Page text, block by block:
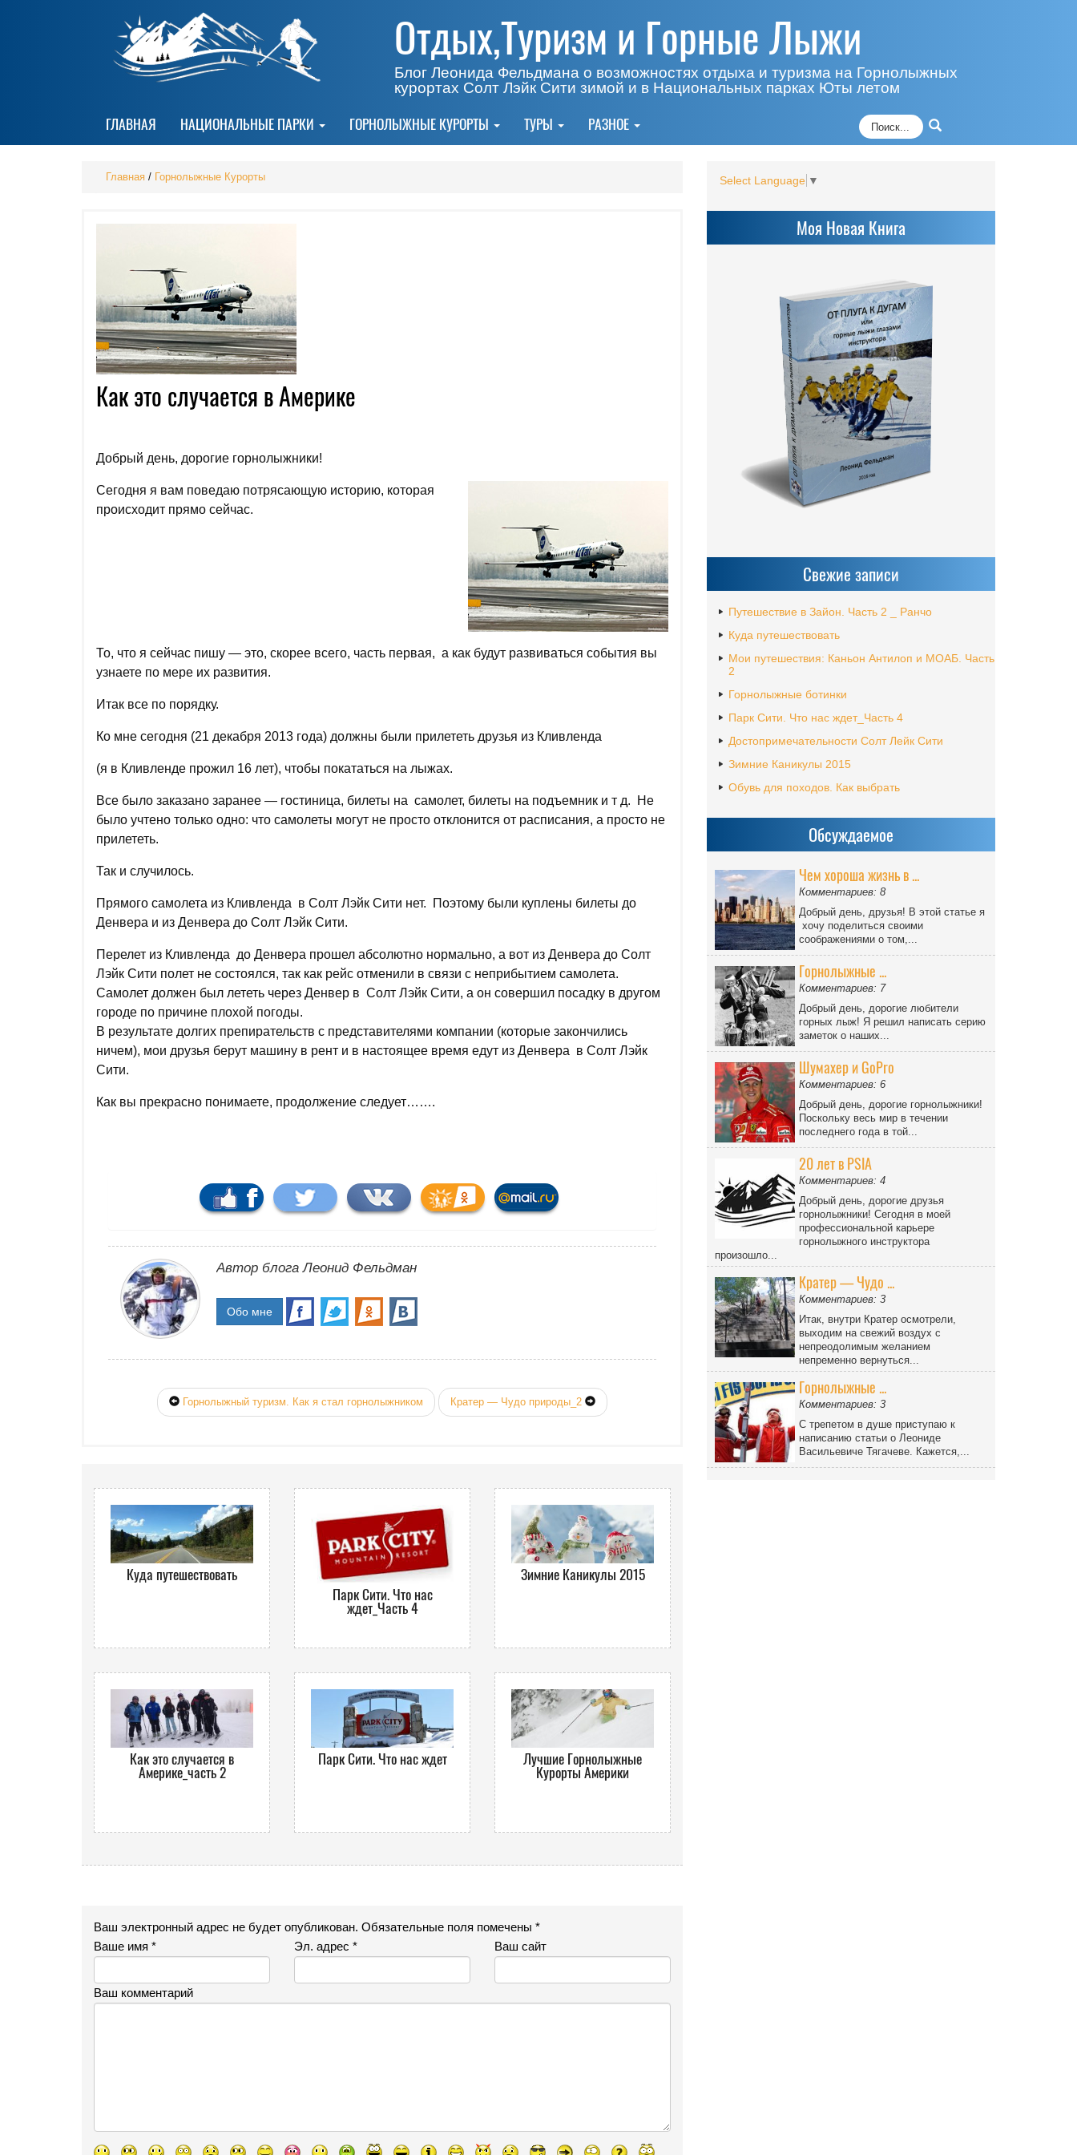
Отдых,Туризм и Горные Лыжи
Блог Леонида Фельдмана о возможностях отдыха и туризма на Горнолыжных
курортах Солт Лэйк Сити зимой и в Национальных парках Юты летом
ГЛАВНАЯ НАЦИОНАЛЬНЫЕ ПАРКИ ГОРНОЛЫЖНЫЕ КУРОРТЫ ТУРЫ РАЗНОЕ
Главная / Горнолыжные Курорты
Как это случается в Америке
Добрый день, дорогие горнолыжники!
Сегодня я вам поведаю потрясающую историю, которая
происходит прямо сейчас.
То, что я сейчас пишу — это, скорее всего, часть первая, а как будут развиваться события вы
узнаете по мере их развития.
Итак все по порядку.
Ко мне сегодня (21 декабря 2013 года) должны были прилететь друзья из Кливленда
(я в Кливленде прожил 16 лет), чтобы покататься на лыжах.
Все было заказано заранее — гостиница, билеты на самолет, билеты на подъемник и т д. Не
было учтено только одно: что самолеты могут не просто отклонится от расписания, а просто не
прилететь.
Так и случилось.
Прямого самолета из Кливленда в Солт Лэйк Сити нет. Поэтому были куплены билеты до
Денвера и из Денвера до Солт Лэйк Сити.
Перелет из Кливленда до Денвера прошел абсолютно нормально, а вот из Денвера до Солт
Лэйк Сити полет не состоялся, так как рейс отменили в связи с неприбытием самолета.
Самолет должен был лететь через Денвер в Солт Лэйк Сити, а он совершил посадку в другом
городе по причине плохой погоды.
В результате долгих препирательств с представителями компании (которые закончились
ничем), мои друзья берут машину в рент и в настоящее время едут из Денвера в Солт Лэйк
Сити.
Как вы прекрасно понимаете, продолжение следует…….
Автор блога Леонид Фельдман
Обо мне
Горнолыжный туризм. Как я стал горнолыжником Кратер — Чудо природы_2
Куда путешествовать
Парк Сити. Что нас
ждет_Часть 4
Зимние Каникулы 2015
Как это случается в
Америке_часть 2
Парк Сити. Что нас ждет Лучшие Горнолыжные
Курорты Америки
Ваш электронный адрес не будет опубликован. Обязательные поля помечены *
Ваше имя *
Эл. адрес * Ваш сайт
Ваш комментарий
Select Language ▼
Моя Новая Книга
Свежие записи
Путешествие в Зайон. Часть 2 _ Ранчо
Куда путешествовать
Мои путешествия: Каньон Антилоп и МОАБ. Часть
2
Горнолыжные ботинки
Парк Сити. Что нас ждет_Часть 4
Достопримечательности Солт Лейк Сити
Зимние Каникулы 2015
Обувь для походов. Как выбрать
Обсуждаемое
Чем хороша жизнь в ...
Комментариев: 8
Добрый день, друзья! В этой статье я
хочу поделиться своими
соображениями о том,...
Горнолыжные ...
Комментариев: 7
Добрый день, дорогие любители
горных лыж! Я решил написать серию
заметок о наших...
Шумахер и GoPro
Комментариев: 6
Добрый день, дорогие горнолыжники!
Поскольку весь мир в течении
последнего года в той...
20 лет в PSIA
Комментариев: 4
Добрый день, дорогие друзья
горнолыжники! Сегодня в моей
профессиональной карьере
горнолыжного инструктора
произошло...
Кратер — Чудо ...
Комментариев: 3
Итак, внутри Кратер осмотрели,
выходим на свежий воздух с
непреодолимым желанием
непременно вернуться...
Горнолыжные ...
Комментариев: 3
С трепетом в душе приступаю к
написанию статьи о Леониде
Васильевиче Тягачеве. Кажется,...